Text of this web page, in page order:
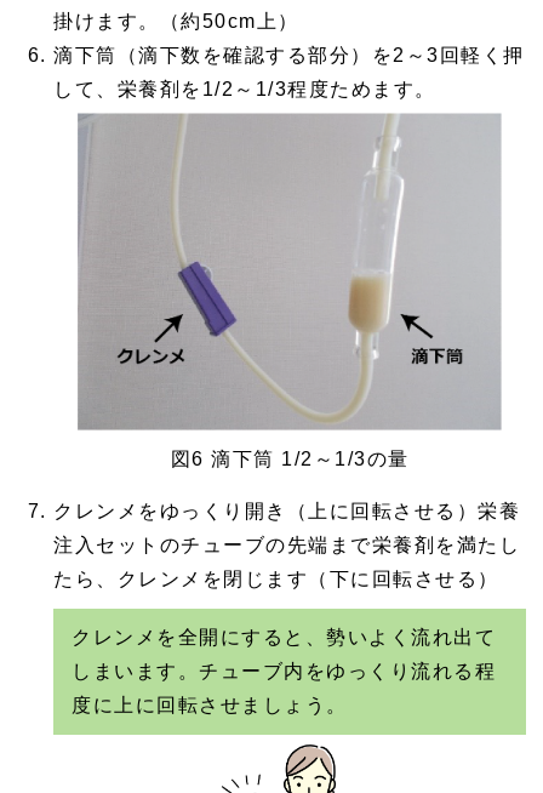
掛けます。（約50cm上）
滴下筒（滴下数を確認する部分）を2～3回軽く押
して、栄養剤を1/2～1/3程度ためます。
図6 滴下筒 1/2～1/3の量
クレンメをゆっくり開き（上に回転させる）栄養
注入セットのチューブの先端まで栄養剤を満たし
たら、クレンメを閉じます（下に回転させる）
クレンメを全開にすると、勢いよく流れ出て
しまいます。チューブ内をゆっくり流れる程
度に上に回転させましょう。